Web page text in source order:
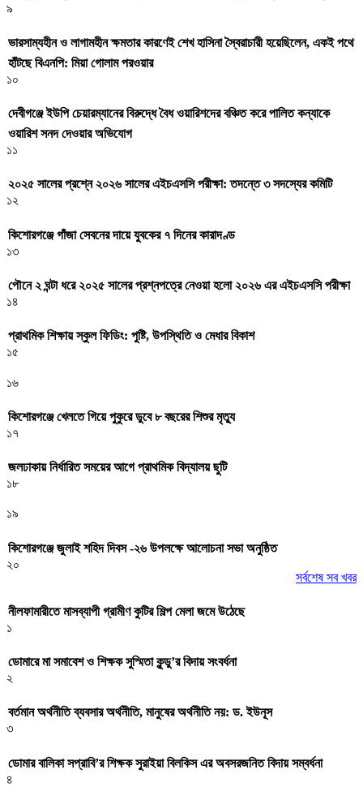
৯
ভারসাম্যহীন ও লাগামহীন ক্ষমতার কারণেই শেখ হাসিনা স্বৈরাচারী হয়েছিলেন, একই পথে
হাঁটছে বিএনপি: মিয়া গোলাম পরওয়ার
১০
দেবীগঞ্জে ইউপি চেয়ারম্যানের বিরুদ্ধে বৈধ ওয়ারিশদের বঞ্চিত করে পালিত কন্যাকে
ওয়ারিশ সনদ দেওয়ার অভিযোগ
১১
২০২৫ সালের প্রশ্নে ২০২৬ সালের এইচএসসি পরীক্ষা: তদন্তে ৩ সদস্যের কমিটি
১২
কিশোরগঞ্জে গাঁজা সেবনের দায়ে যুবকের ৭ দিনের কারাদণ্ড
১৩
পৌনে ২ ঘন্টা ধরে ২০২৫ সালের প্রশ্নপত্রে নেওয়া হলো ২০২৬ এর এইচএসসি পরীক্ষা
১৪
প্রাথমিক শিক্ষায় স্কুল ফিডিং: পুষ্টি, উপস্থিতি ও মেধার বিকাশ
১৫
১৬
কিশোরগঞ্জে খেলতে গিয়ে পুকুরে ডুবে ৮ বছরের শিশুর মৃত্যু
১৭
জলঢাকায় নির্ধারিত সময়ের আগে প্রাথমিক বিদ্যালয় ছুটি
১৮
১৯
কিশোরগঞ্জে জুলাই শহিদ দিবস -২৬ উপলক্ষে আলোচনা সভা অনুষ্ঠিত
২০
সর্বশেষ সব খবর
নীলফামারীতে মাসব্যাপী গ্রামীণ কুটির শিল্প মেলা জমে উঠেছে
১
ডোমারে মা সমাবেশ ও শিক্ষক সুস্মিতা কুন্ডু’র বিদায় সংবর্ধনা
২
বর্তমান অর্থনীতি ব্যবসার অর্থনীতি, মানুষের অর্থনীতি নয়: ড. ইউনূস
৩
ডোমার বালিকা সপ্রাবি’র শিক্ষক সুরাইয়া বিলকিস এর অবসরজনিত বিদায় সম্বর্ধনা
৪